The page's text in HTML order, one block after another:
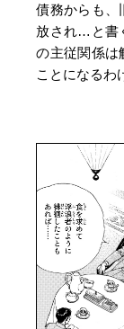
債務からも、
放され…と書
の主従関係は
ことになるわ